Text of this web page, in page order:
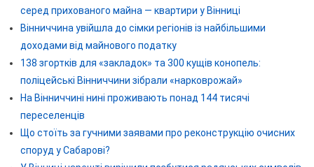
серед прихованого майна — квартири у Вінниці
Вінниччина увійшла до сімки регіонів із найбільшими
доходами від майнового податку
138 згортків для «закладок» та 300 кущів конопель:
поліцейські Вінниччини зібрали «нарковрожай»
На Вінниччині нині проживають понад 144 тисячі
переселенців
Що стоїть за гучними заявами про реконструкцію очисних
споруд у Сабарові?